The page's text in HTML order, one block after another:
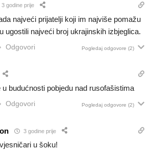
3 godine prije
najveći prijatelji koji im najviše pomažu
ugostili najveći broj ukrajinskih izbjeglica.
Odgovori Pogledaj odgovore (2)
budućnosti pobjedu nad rusofašistima
Odgovori Pogledaj odgovore (2)
3 godine prije
u šoku!